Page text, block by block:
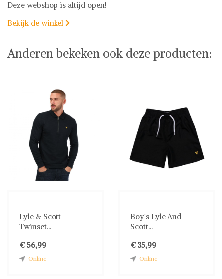
Deze webshop is altijd open!
Bekijk de winkel 
Anderen bekeken ook deze producten:
Lyle & Scott
Twinset...
€ 56,99
Online
Boy's Lyle And
Scott...
€ 35,99
Online